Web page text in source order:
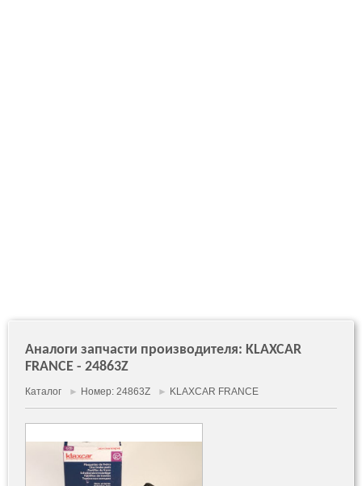
Аналоги запчасти производителя: KLAXCAR
FRANCE - 24863Z
Каталог ► Номер: 24863Z ► KLAXCAR FRANCE